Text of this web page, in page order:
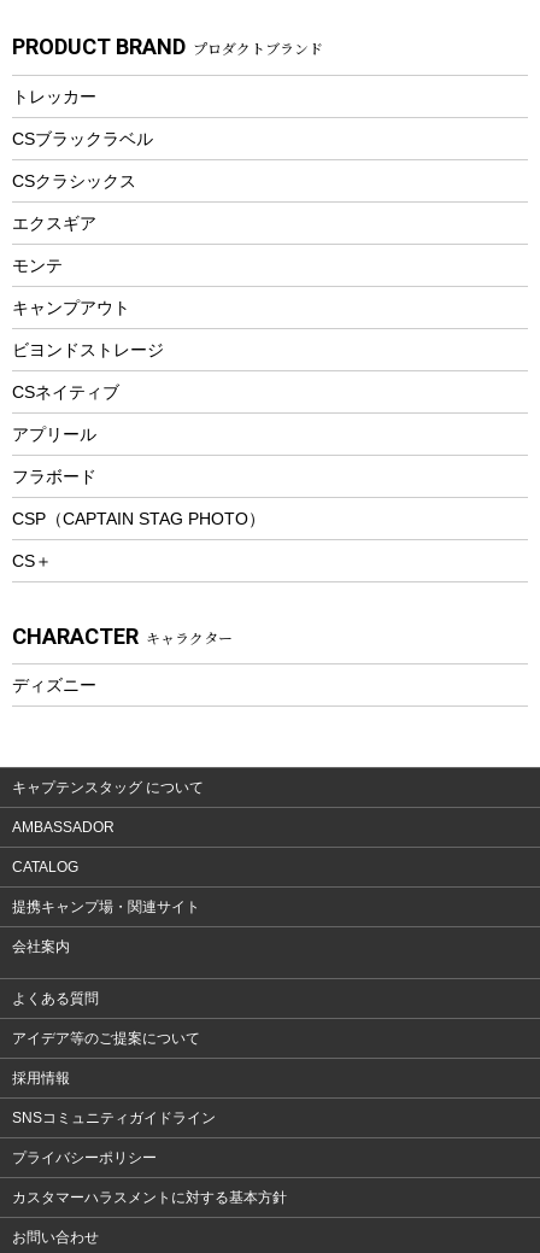
マグカップ、カップ
ステンレスボトル
フードボトル
トレー
ランチョンマット
ランチボックス
スプレー関係
ツール、他
ヘルメット
エアーポンプ
アクセサリー
自転車ウェア
パラソル
フローティングベスト
ヘルメット
エアーポンプ
ビーチテント
ウィンター
スノーシュー
防寒ウェア
トレッキング
トレッキングアクセサリー
プレイグッズ
ウェルネス
ウェア、タオル
ウェア
湯たんぽ
防災用品
PRODUCT BRAND プロダクトブランド
トレッカー
CSブラックラベル
CSクラシックス
エクスギア
モンテ
キャンプアウト
ビヨンドストレージ
CSネイティブ
アプリール
フラボード
CSP（CAPTAIN STAG PHOTO）
CS＋
CHARACTER キャラクター
ディズニー
キャプテンスタッグ について
AMBASSADOR
CATALOG
提携キャンプ場・関連サイト
会社案内
よくある質問
アイデア等のご提案について
採用情報
SNSコミュニティガイドライン
プライバシーポリシー
カスタマーハラスメントに対する基本方針
お問い合わせ